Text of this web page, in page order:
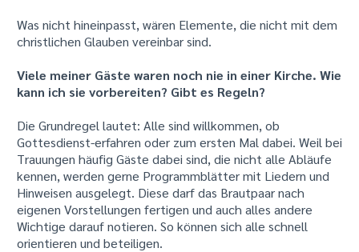
Was nicht hineinpasst, wären Elemente, die nicht mit dem
christlichen Glauben vereinbar sind.
Viele meiner Gäste waren noch nie in einer Kirche. Wie
kann ich sie vorbereiten? Gibt es Regeln?
Die Grundregel lautet: Alle sind willkommen, ob
Gottesdienst-erfahren oder zum ersten Mal dabei. Weil bei
Trauungen häufig Gäste dabei sind, die nicht alle Abläufe
kennen, werden gerne Programmblätter mit Liedern und
Hinweisen ausgelegt. Diese darf das Brautpaar nach
eigenen Vorstellungen fertigen und auch alles andere
Wichtige darauf notieren. So können sich alle schnell
orientieren und beteiligen.